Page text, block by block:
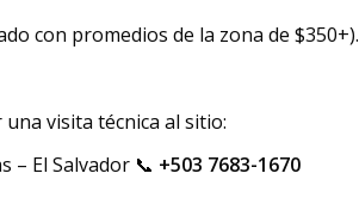
con promedios de la zona de $350+).
visita técnica al sitio:
– El Salvador 📞 +503 7683-1670